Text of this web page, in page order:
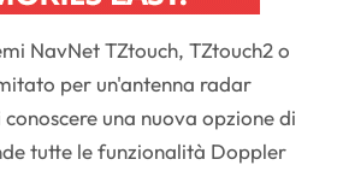
NavNet TZtouch, TZtouch2 o
per un'antenna radar
una nuova opzione di
tutte le funzionalità Doppler